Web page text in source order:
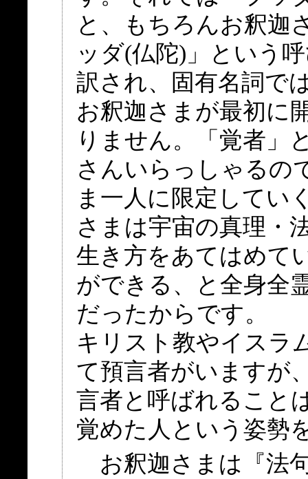
と、もちろんお釈迦
ッダ(仏陀)」という
訳され、固有名詞で
お釈迦さまが最初に
りません。「覚者」
さんいらっしゃるの
ま一人に限定してい
さまは宇宙の真理・
生き方をあてはめて
ができる、と全身全
だったからです。
キリスト教やイスラ
て預言者がいますが
言者と呼ばれること
覚めた人という姿勢
お釈迦さまは『法